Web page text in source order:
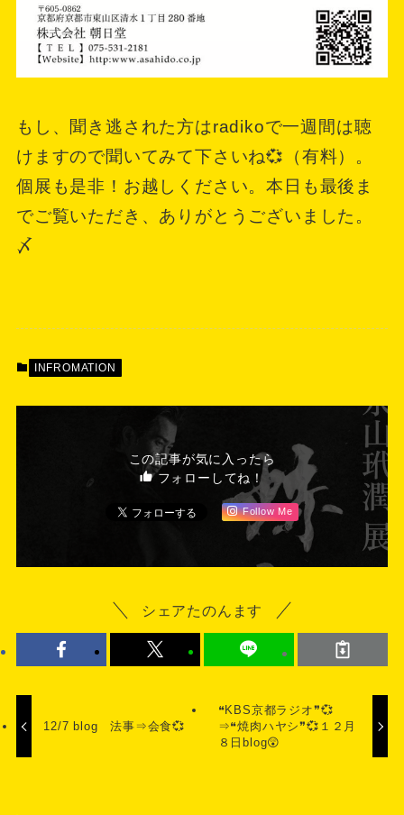
もし、聞き逃された方はradikoで一週間は聴
けますので聞いてみて下さいね💞（有料）。
個展も是非！お越しください。本日も最後ま
でご覧いただき、ありがとうございました。
〆
INFROMATION
この記事が気に入ったら
フォローしてね！
Follow Me
シェアたのんます
12/7 blog 法事⇒会食💞
❝KBS京都ラジオ❞💞
⇒❝焼肉ハヤシ❞💞１２月
８日blog😲